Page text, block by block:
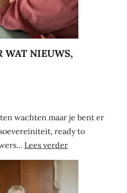
WAT NIEUWS,
wachten maar je bent er
ready to
Lees verder